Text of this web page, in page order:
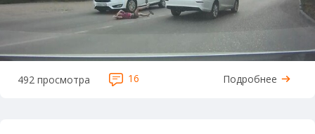
492 просмотра 16 Подробнее